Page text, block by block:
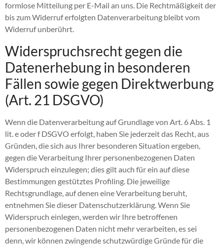
formlose Mitteilung per E-Mail an uns. Die Rechtmäßigkeit der
bis zum Widerruf erfolgten Datenverarbeitung bleibt vom
Widerruf unberührt.
Widerspruchsrecht gegen die
Datenerhebung in besonderen
Fällen sowie gegen Direktwerbung
(Art. 21 DSGVO)
Wenn die Datenverarbeitung auf Grundlage von Art. 6 Abs. 1
lit. e oder f DSGVO erfolgt, haben Sie jederzeit das Recht, aus
Gründen, die sich aus Ihrer besonderen Situation ergeben,
gegen die Verarbeitung Ihrer personenbezogenen Daten
Widerspruch einzulegen; dies gilt auch für ein auf diese
Bestimmungen gestütztes Profiling. Die jeweilige
Rechtsgrundlage, auf denen eine Verarbeitung beruht,
entnehmen Sie dieser Datenschutzerklärung. Wenn Sie
Widerspruch einlegen, werden wir Ihre betroffenen
personenbezogenen Daten nicht mehr verarbeiten, es sei
denn, wir können zwingende schutzwürdige Gründe für die